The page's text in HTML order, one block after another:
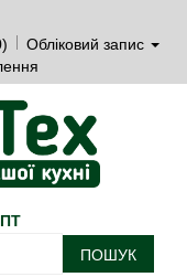
Обліковий запис
ПОШУК